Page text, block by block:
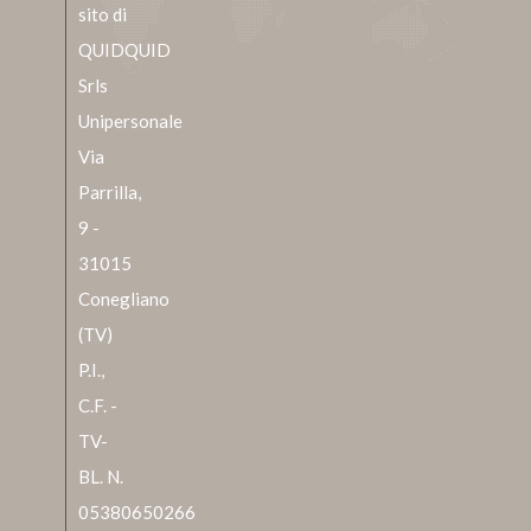
sito di
QUIDQUID
Srls
Unipersonale
Via
Parrilla,
9 -
31015
Conegliano
(TV)
P.I.,
C.F. -
TV-
BL. N.
05380650266